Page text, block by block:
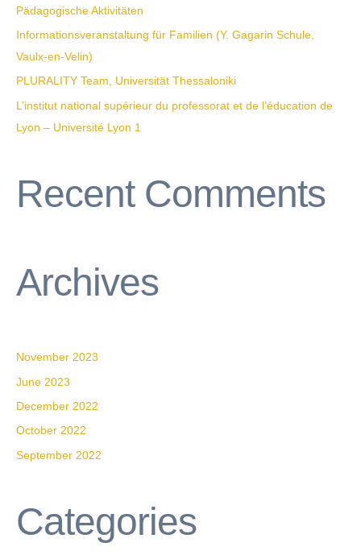
r
:
Pädagogische Aktivitäten
Informationsveranstaltung für Familien (Y. Gagarin Schule,
Vaulx-en-Velin)
PLURALITY Team, Universität Thessaloniki
L’institut national supérieur du professorat et de l’éducation de
Lyon – Université Lyon 1
Recent Comments
Archives
November 2023
June 2023
December 2022
October 2022
September 2022
Categories